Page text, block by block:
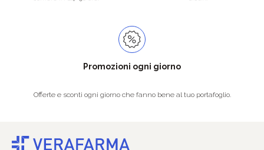
Promozioni ogni giorno
Offerte e sconti ogni giorno che fanno bene al tuo portafoglio.